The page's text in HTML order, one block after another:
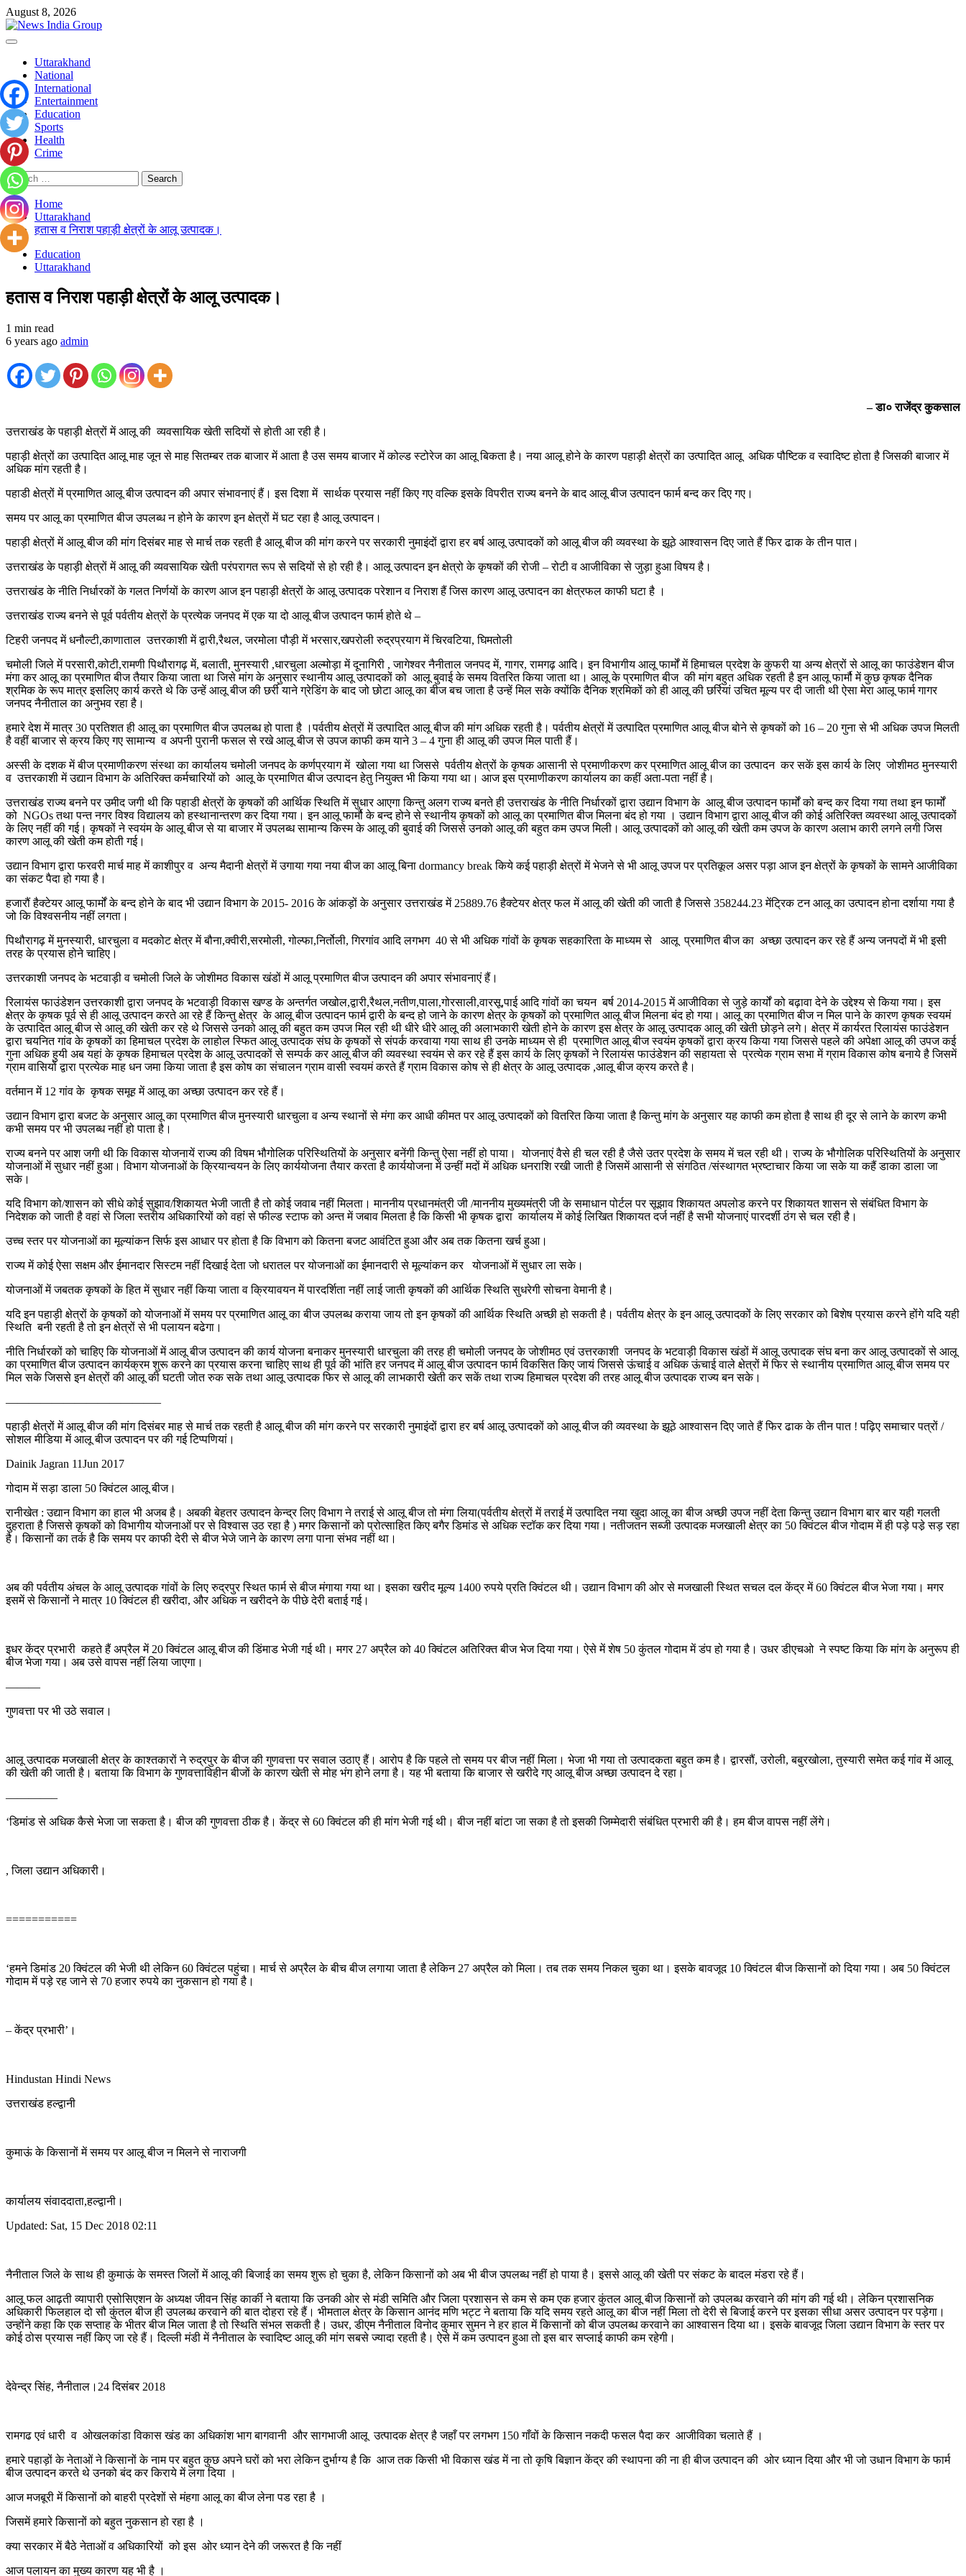
Skip
to
content
August 8, 2026
Primary
Uttarakhand
National
International
Entertainment
Education
Sports
Health
Crime
Search
for:
Home
Uttarakhand
हतास व निराश पहाड़ी क्षेत्रों के आलू उत्पादक।
Education
Uttarakhand
हतास व निराश पहाड़ी क्षेत्रों के आलू उत्पादक।
1 min read
6 years ago admin
–डा० राजेंद्र कुकसाल
उत्तराखंड के पहाड़ी क्षेत्रों में आलू की व्यवसायिक खेती सदियों से होती आ रही है।
पहाड़ी क्षेत्रों का उत्पादित आलू माह जून से माह सितम्बर तक बाजार में आता है उस समय बाजार में कोल्ड स्टोरेज का आलू बिकता है। नया आलू होने के कारण पहाड़ी क्षेत्रों का उत्पादित आलू अधिक पौष्टिक व स्वादिष्ट होता है जिसकी बाजार में
अधिक मांग रहती है।
पहाडी क्षेत्रों में प्रमाणित आलू बीज उत्पादन की अपार संभावनाएं हैं। इस दिशा में सार्थक प्रयास नहीं किए गए वल्कि इसके विपरीत राज्य बनने के बाद आलू बीज उत्पादन फार्म बन्द कर दिए गए।
समय पर आलू का प्रमाणित बीज उपलब्ध न होने के कारण इन क्षेत्रों में घट रहा है आलू उत्पादन।
पहाड़ी क्षेत्रों में आलू बीज की मांग दिसंबर माह से मार्च तक रहती है आलू बीज की मांग करने पर सरकारी नुमाइंदों द्वारा हर बर्ष आलू उत्पादकों को आलू बीज की व्यवस्था के झूठे आश्वासन दिए जाते हैं फिर ढाक के तीन पात।
उत्तराखंड के पहाड़ी क्षेत्रों में आलू की व्यवसायिक खेती परंपरागत रूप से सदियों से हो रही है। आलू उत्पादन इन क्षेत्रो के कृषकों की रोजी – रोटी व आजीविका से जुड़ा हुआ विषय है।
उत्तराखंड के नीति निर्धारकों के गलत निर्णयों के कारण आज इन पहाड़ी क्षेत्रों के आलू उत्पादक परेशान व निराश हैं जिस कारण आलू उत्पादन का क्षेत्रफल काफी घटा है ।
उत्तराखंड राज्य बनने से पूर्व पर्वतीय क्षेत्रों के प्रत्येक जनपद में एक या दो आलू बीज उत्पादन फार्म होते थे –
टिहरी जनपद में धनौल्टी,काणाताल उत्तरकाशी में द्वारी,रैथल, जरमोला पौड़ी में भरसार,खपरोली रुद्रप्रयाग में चिरवटिया, घिमतोली
चमोली जिले में परसारी,कोटी,रामणी पिथौरागढ़ में, बलाती, मुनस्यारी ,धारचुला अल्मोड़ा में दूनागिरी , जागेश्वर नैनीताल जनपद में, गागर, रामगढ़ आदि। इन विभागीय आलू फार्मों में हिमाचल प्रदेश के कुफरी या अन्य क्षेत्रों से आलू का फाउंडेशन बीज
मंगा कर आलू का प्रमाणित बीज तैयार किया जाता था जिसे मांग के अनुसार स्थानीय आलू उत्पादकों को आलू बुवाई के समय वितरित किया जाता था। आलू के प्रमाणित बीज की मांग बहुत अधिक रहती है इन आलू फार्मौ में कुछ कृषक दैनिक
श्रमिक के रूप मात्र इसलिए कार्य करते थे कि उन्हें आलू बीज की छर्री याने ग्रेडिंग के बाद जो छोटा आलू का बीज बच जाता है उन्हें मिल सके क्योंकि दैनिक श्रमिकों को ही आलू की छर्रियां उचित मूल्य पर दी जाती थी ऐसा मेरा आलू फार्म गागर
जनपद नैनीताल का अनुभव रहा है।
हमारे देश में मात्र 30 प्रतिशत ही आलू का प्रमाणित बीज उपलब्ध हो पाता है ।पर्वतीय क्षेत्रों में उत्पादित आलू बीज की मांग अधिक रहती है। पर्वतीय क्षेत्रों में उत्पादित प्रमाणित आलू बीज बोने से कृषकों को 16 – 20 गुना से भी अधिक उपज मिलती
है वहीं बाजार से क्रय किए गए सामान्य व अपनी पुरानी फसल से रखे आलू बीज से उपज काफी कम याने 3 – 4 गुना ही आलू की उपज मिल पाती हैं।
अस्सी के दशक में बीज प्रमाणीकरण संस्था का कार्यालय चमोली जनपद के कर्णप्रयाग में खोला गया था जिससे पर्वतीय क्षेत्रों के कृषक आसानी से प्रमाणीकरण कर प्रमाणित आलू बीज का उत्पादन कर सकें इस कार्य के लिए जोशीमठ मुनस्यारी
व उत्तरकाशी में उद्यान विभाग के अतिरिक्त कर्मचारियों को आलू के प्रमाणित बीज उत्पादन हेतु नियुक्त भी किया गया था। आज इस प्रमाणीकरण कार्यालय का कहीं अता-पता नहीं है।
उत्तराखंड राज्य बनने पर उमीद जगी थी कि पहाडी क्षेत्रों के कृषकों की आर्थिक स्थिति में सुधार आएगा किन्तु अलग राज्य बनते ही उत्तराखंड के नीति निर्धारकों द्वारा उद्यान विभाग के आलू बीज उत्पादन फार्मों को बन्द कर दिया गया तथा इन फार्मों
को NGOs तथा पन्त नगर विश्व विद्यालय को हस्थानान्तरण कर दिया गया। इन आलू फार्मौ के बन्द होने से स्थानीय कृषकों को आलू का प्रमाणित बीज मिलना बंद हो गया । उद्यान विभाग द्वारा आलू बीज की कोई अतिरिक्त व्यवस्था आलू उत्पादकों
के लिए नहीं की गई। कृषकों ने स्वयंम के आलू बीज से या बाजार में उपलब्ध सामान्य किस्म के आलू की बुवाई की जिससे उनको आलू की बहुत कम उपज मिली। आलू उत्पादकों को आलू की खेती कम उपज के कारण अलाभ कारी लगने लगी जिस
कारण आलू की खेती कम होती गई।
उद्यान विभाग द्वारा फरवरी मार्च माह में काशीपुर व अन्य मैदानी क्षेत्रों में उगाया गया नया बीज का आलू बिना dormancy break किये कई पहाड़ी क्षेत्रों में भेजने से भी आलू उपज पर प्रतिकूल असर पड़ा आज इन क्षेत्रों के कृषकों के सामने आजीविका
का संकट पैदा हो गया है।
हजारौं हैक्टेयर आलू फार्मों के बन्द होने के बाद भी उद्यान विभाग के 2015- 2016 के आंकड़ों के अनुसार उत्तराखंड में 25889.76 हैक्टेयर क्षेत्र फल में आलू की खेती की जाती है जिससे 358244.23 मेंट्रिक टन आलू का उत्पादन होना दर्शाया गया है
जो कि विश्वसनीय नहीं लगता।
पिथौरागढ़ में मुनस्यारी, धारचुला व मदकोट क्षेत्र में बौना,क्वीरी,सरमोली, गोल्फा,निर्तोली, गिरगांव आदि लगभग 40 से भी अधिक गांवों के कृषक सहकारिता के माध्यम से आलू प्रमाणित बीज का अच्छा उत्पादन कर रहे हैं अन्य जनपदों में भी इसी
तरह के प्रयास होने चाहिए।
उत्तरकाशी जनपद के भटवाड़ी व चमोली जिले के जोशीमठ विकास खंडों में आलू प्रमाणित बीज उत्पादन की अपार संभावनाएं हैं।
रिलायंस फाउंडेशन उत्तरकाशी द्वारा जनपद के भटवाड़ी विकास खण्ड के अन्तर्गत जखोल,द्वारी,रैथल,नतीण,पाला,गोरसाली,वारसू,पाई आदि गांवों का चयन बर्ष 2014-2015 में आजीविका से जुड़े कार्यों को बढ़ावा देने के उद्देश्य से किया गया। इस
क्षेत्र के कृषक पूर्व से ही आलू उत्पादन करते आ रहे हैं किन्तु क्षेत्र के आलू बीज उत्पादन फार्म द्वारी के बन्द हो जाने के कारण क्षेत्र के कृषकों को प्रमाणित आलू बीज मिलना बंद हो गया। आलू का प्रमाणित बीज न मिल पाने के कारण कृषक स्वयमं
के उत्पादित आलू बीज से आलू की खेती कर रहे थे जिससे उनको आलू की बहुत कम उपज मिल रही थी धीरे धीरे आलू की अलाभकारी खेती होने के कारण इस क्षेत्र के आलू उत्पादक आलू की खेती छोड़ने लगे। क्षेत्र में कार्यरत रिलायंस फाउंडेशन
द्वारा चयनित गांव के कृषकों का हिमाचल प्रदेश के लाहोल स्फित आलू उत्पादक संघ के कृषकों से संपर्क करवाया गया साथ ही उनके माध्यम से ही प्रमाणित आलू बीज स्वयंम कृषकों द्वारा क्रय किया गया जिससे पहले की अपेक्षा आलू की उपज कई
गुना अधिक हुयी अब यहां के कृषक हिमाचल प्रदेश के आलू उत्पादकों से सम्पर्क कर आलू बीज की व्यवस्था स्वयंम से कर रहे हैं इस कार्य के लिए कृषकों ने रिलायंस फाउंडेशन की सहायता से प्रत्येक ग्राम सभा में ग्राम विकास कोष बनाये है जिसमें
ग्राम वासियों द्वारा प्रत्येक माह धन जमा किया जाता है इस कोष का संचालन ग्राम वासी स्वयमं करते हैं ग्राम विकास कोष से ही क्षेत्र के आलू उत्पादक ,आलू बीज क्रय करते है।
वर्तमान में 12 गांव के कृषक समूह में आलू का अच्छा उत्पादन कर रहे हैं।
उद्यान विभाग द्वारा बजट के अनुसार आलू का प्रमाणित बीज मुनस्यारी धारचुला व अन्य स्थानों से मंगा कर आधी कीमत पर आलू उत्पादकों को वितरित किया जाता है किन्तु मांग के अनुसार यह काफी कम होता है साथ ही दूर से लाने के कारण कभी
कभी समय पर भी उपलब्ध नहीं हो पाता है।
राज्य बनने पर आश जगी थी कि विकास योजनायें राज्य की विषम भौगोलिक परिस्थितियों के अनुसार बनेंगी किन्तु ऐसा नहीं हो पाया। योजनाएं वैसे ही चल रही है जैसे उतर प्रदेश के समय में चल रही थी। राज्य के भौगोलिक परिस्थितियों के अनुसार
योजनाओं में सुधार नहीं हुआ। विभाग योजनाओं के क्रियान्वयन के लिए कार्ययोजना तैयार करता है कार्ययोजना में उन्हीं मदों में अधिक धनराशि रखी जाती है जिसमें आसानी से संगठित /संस्थागत भ्रष्टाचार किया जा सके या कहैं डाका डाला जा
सके।
यदि विभाग को/शासन को सीधे कोई सुझाव/शिकायत भेजी जाती है तो कोई जवाब नहीं मिलता। माननीय प्रधानमंत्री जी /माननीय मुख्यमंत्री जी के समाधान पोर्टल पर सूझाव शिकायत अपलोड करने पर शिकायत शासन से संबंधित विभाग के
निदेशक को जाती है वहां से जिला स्तरीय अधिकारियों को वहां से फील्ड स्टाफ को अन्त में जबाव मिलता है कि किसी भी कृषक द्वारा कार्यालय में कोई लिखित शिकायत दर्ज नहीं है सभी योजनाएं पारदर्शी ठंग से चल रही है।
उच्च स्तर पर योजनाओं का मूल्यांकन सिर्फ इस आधार पर होता है कि विभाग को कितना बजट आवंटित हुआ और अब तक कितना खर्च हुआ।
राज्य में कोई ऐसा सक्षम और ईमानदार सिस्टम नहीं दिखाई देता जो धरातल पर योजनाओं का ईमानदारी से मूल्यांकन कर योजनाओं में सुधार ला सके।
योजनाओं में जबतक कृषकों के हित में सुधार नहीं किया जाता व क्रियावयन में पारदर्शिता नहीं लाई जाती कृषकों की आर्थिक स्थिति सुधरेगी सोचना वेमानी है।
यदि इन पहाड़ी क्षेत्रों के कृषकों को योजनाओं में समय पर प्रमाणित आलू का बीज उपलब्ध कराया जाय तो इन कृषकों की आर्थिक स्थिति अच्छी हो सकती है। पर्वतीय क्षेत्र के इन आलू उत्पादकों के लिए सरकार को बिशेष प्रयास करने होंगे यदि यही
स्थिति बनी रहती है तो इन क्षेत्रों से भी पलायन बढेगा।
नीति निर्धारकों को चाहिए कि योजनाओं में आलू बीज उत्पादन की कार्य योजना बनाकर मुनस्यारी धारचुला की तरह ही चमोली जनपद के जोशीमठ एवं उत्तरकाशी जनपद के भटवाड़ी विकास खंडों में आलू उत्पादक संघ बना कर आलू उत्पादकों से आलू
का प्रमाणित बीज उत्पादन कार्यक्रम शुरू करने का प्रयास करना चाहिए साथ ही पूर्व की भांति हर जनपद में आलू बीज उत्पादन फार्म विकसित किए जायं जिससे ऊंचाई व अधिक ऊंचाई वाले क्षेत्रों में फिर से स्थानीय प्रमाणित आलू बीज समय पर
मिल सके जिससे इन क्षेत्रों की आलू की घटती जोत रुक सके तथा आलू उत्पादक फिर से आलू की लाभकारी खेती कर सकें तथा राज्य हिमाचल प्रदेश की तरह आलू बीज उत्पादक राज्य बन सके।
—————————————–
पहाड़ी क्षेत्रों में आलू बीज की मांग दिसंबर माह से मार्च तक रहती है आलू बीज की मांग करने पर सरकारी नुमाइंदों द्वारा हर बर्ष आलू उत्पादकों को आलू बीज की व्यवस्था के झूठे आश्वासन दिए जाते हैं फिर ढाक के तीन पात ! पढ़िए समाचार पत्रों /
सोशल मीडिया में आलू बीज उत्पादन पर की गई टिप्पणियां।
Dainik Jagran 11Jun 2017
गोदाम में सड़ा डाला 50 क्विंटल आलू बीज।
रानीखेत : उद्यान विभाग का हाल भी अजब है। अबकी बेहतर उत्पादन केन्द्र लिए विभाग ने तराई से आलू बीज तो मंगा लिया(पर्वतीय क्षेत्रों में तराई में उत्पादित नया खुदा आलू का बीज अच्छी उपज नहीं देता किन्तु उद्यान विभाग बार बार यही गलती
दुहराता है जिससे कृषकों को विभागीय योजनाओं पर से विश्वास उठ रहा है ) मगर किसानों को प्रोत्साहित किए बगैर डिमांड से अधिक स्टॉक कर दिया गया। नतीजतन सब्जी उत्पादक मजखाली क्षेत्र का 50 क्विंटल बीज गोदाम में ही पड़े पडे़ सड़ रहा
है। किसानों का तर्क है कि समय पर काफी देरी से बीज भेजे जाने के कारण लगा पाना संभव नहीं था।
अब की पर्वतीय अंचल के आलू उत्पादक गांवों के लिए रुद्रपुर स्थित फार्म से बीज मंगाया गया था। इसका खरीद मूल्य 1400 रुपये प्रति क्विंटल थी। उद्यान विभाग की ओर से मजखाली स्थित सचल दल केंद्र में 60 क्विंटल बीज भेजा गया। मगर
इसमें से किसानों ने मात्र 10 क्विंटल ही खरीदा, और अधिक न खरीदने के पीछे देरी बताई गई।
इधर केंद्र प्रभारी कहते हैं अप्रैल में 20 क्विंटल आलू बीज की डिंमाड भेजी गई थी। मगर 27 अप्रैल को 40 क्विंटल अतिरिक्त बीज भेज दिया गया। ऐसे में शेष 50 कुंतल गोदाम में डंप हो गया है। उधर डीएचओ ने स्पष्ट किया कि मांग के अनुरूप ही
बीज भेजा गया। अब उसे वापस नहीं लिया जाएगा।
———
गुणवत्ता पर भी उठे सवाल।
आलू उत्पादक मजखाली क्षेत्र के काश्तकारों ने रुद्रपुर के बीज की गुणवत्ता पर सवाल उठाए हैं। आरोप है कि पहले तो समय पर बीज नहीं मिला। भेजा भी गया तो उत्पादकता बहुत कम है। द्वारसौं, उरोली, बबुरखोला, तुस्यारी समेत कई गांव में आलू
की खेती की जाती है। बताया कि विभाग के गुणवत्ताविहीन बीजों के कारण खेती से मोह भंग होने लगा है। यह भी बताया कि बाजार से खरीदे गए आलू बीज अच्छा उत्पादन दे रहा।
————–
‘डिमांड से अधिक कैसे भेजा जा सकता है। बीज की गुणवत्ता ठीक है। केंद्र से 60 क्विंटल की ही मांग भेजी गई थी। बीज नहीं बांटा जा सका है तो इसकी जिम्मेदारी संबंधित प्रभारी की है। हम बीज वापस नहीं लेंगे।
, जिला उद्यान अधिकारी।
===========
‘हमने डिमांड 20 क्विंटल की भेजी थी लेकिन 60 क्विंटल पहुंचा। मार्च से अप्रैल के बीच बीज लगाया जाता है लेकिन 27 अप्रैल को मिला। तब तक समय निकल चुका था। इसके बावजूद 10 क्विंटल बीज किसानों को दिया गया। अब 50 क्विंटल
गोदाम में पड़े रह जाने से 70 हजार रुपये का नुकसान हो गया है।
– केंद्र प्रभारी’।
Hindustan Hindi News
उत्तराखंड हल्द्वानी
कुमाऊं के किसानों में समय पर आलू बीज न मिलने से नाराजगी
कार्यालय संवाददाता,हल्द्वानी।
Updated: Sat, 15 Dec 2018 02:11
नैनीताल जिले के साथ ही कुमाऊं के समस्त जिलों में आलू की बिजाई का समय शुरू हो चुका है, लेकिन किसानों को अब भी बीज उपलब्ध नहीं हो पाया है। इससे आलू की खेती पर संकट के बादल मंडरा रहे हैं।
आलू फल आढ़ती व्यापारी एसोसिएशन के अध्यक्ष जीवन सिंह कार्की ने बताया कि उनकी ओर से मंडी समिति और जिला प्रशासन से कम से कम एक हजार कुंतल आलू बीज किसानों को उपलब्ध करवाने की मांग की गई थी। लेकिन प्रशासनिक
अधिकारी फिलहाल दो सौ कुंतल बीज ही उपलब्ध करवाने की बात दोहरा रहे हैं। भीमताल क्षेत्र के किसान आनंद मणि भट्ट ने बताया कि यदि समय रहते आलू का बीज नहीं मिला तो देरी से बिजाई करने पर इसका सीधा असर उत्पादन पर पड़ेगा।
उन्होंने कहा कि एक सप्ताह के भीतर बीज मिल जाता है तो स्थिति संभल सकती है। उधर, डीएम नैनीताल विनोद कुमार सुमन ने हर हाल में किसानों को बीज उपलब्ध करवाने का आश्वासन दिया था। इसके बावजूद जिला उद्यान विभाग के स्तर पर
कोई ठोस प्रयास नहीं किए जा रहे हैं। दिल्ली मंडी में नैनीताल के स्वादिष्ट आलू की मांग सबसे ज्यादा रहती है। ऐसे में कम उत्पादन हुआ तो इस बार सप्लाई काफी कम रहेगी।
देवेन्द्र सिंह, नैनीताल।24 दिसंबर 2018
रामगढ एवं धारी व ओखलकांडा विकास खंड का अधिकांश भाग बागवानी और सागभाजी आलू उत्पादक क्षेत्र है जहाँ पर लगभग 150 गाँवों के किसान नकदी फसल पैदा कर आजीविका चलाते हैं ।
हमारे पहाड़ों के नेताओं ने किसानों के नाम पर बहुत कुछ अपने घरों को भरा लेकिन दुर्भाग्य है कि आज तक किसी भी विकास खंड में ना तो कृषि बिज्ञान केंद्र की स्थापना की ना ही बीज उत्पादन की ओर ध्यान दिया और भी जो उधान विभाग के फार्म
बीज उत्पादन करते थे उनको बंद कर किराये में लगा दिया ।
आज मजबूरी में किसानों को बाहरी प्रदेशों से मंहगा आलू का बीज लेना पड रहा है ।
जिसमें हमारे किसानों को बहुत नुकसान हो रहा है ।
क्या सरकार में बैठे नेताओं व अधिकारियों को इस ओर ध्यान देने की जरूरत है कि नहीं
आज पलायन का मुख्य कारण यह भी है ।